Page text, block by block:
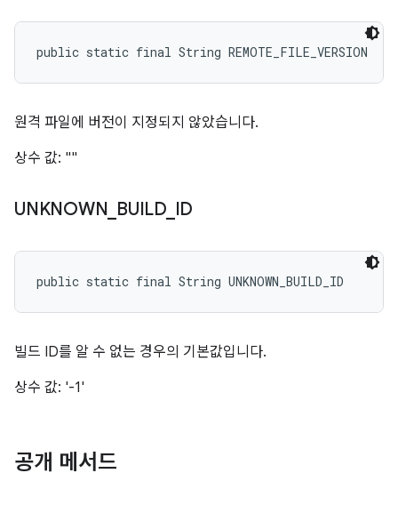
public static final String REMOTE_FILE_VERSION
원격 파일에 버전이 지정되지 않았습니다.
상수 값: ""
UNKNOWN BUILD_ ID
public static final String UNKNOWN_BUILD_ID
빌드 ID를 알 수 없는 경우의 기본값입니다.
상수 값: '-1'
공개 메서드